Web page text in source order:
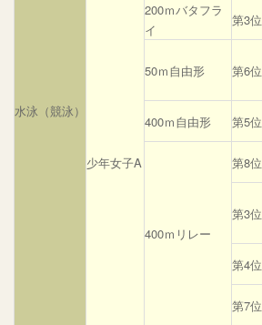
水泳（競泳）
少年女子A
200ｍバタフラ
イ
第3位
50ｍ自由形 第6位
400ｍ自由形 第5位
400ｍリレー
第8位
第3位
第4位
第7位